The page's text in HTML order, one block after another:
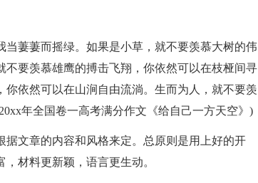
萋萋而摇绿。如果是小草，就不要羡慕大树的伟
要羡慕雄鹰的搏击飞翔，你依然可以在枝桠间寻
依然可以在山涧自由流淌。生而为人，就不要羡
年全国卷一高考满分作文《给自己一方天空》)
文章的内容和风格来定。总原则是用上好的开
材料更新颖，语言更生动。